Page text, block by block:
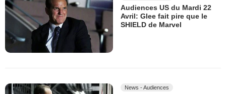
Audiences US du Mardi 22
Avril: Glee fait pire que le
SHIELD de Marvel
News - Audiences